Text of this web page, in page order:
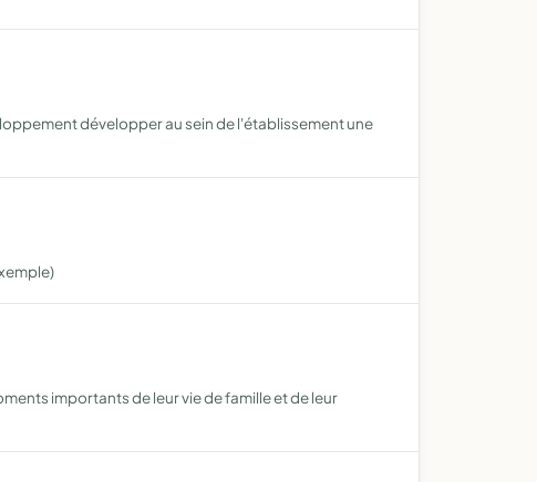
développer au sein de l'établissement une
importants de leur vie de famille et de leur